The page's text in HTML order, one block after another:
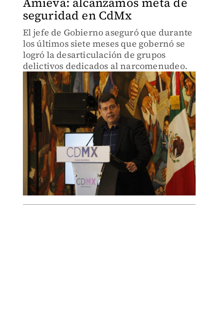
seguridad en CdMx
El jefe de Gobierno aseguró que durante
los últimos siete meses que gobernó se
logró la desarticulación de grupos
delictivos dedicados al narcomenudeo.